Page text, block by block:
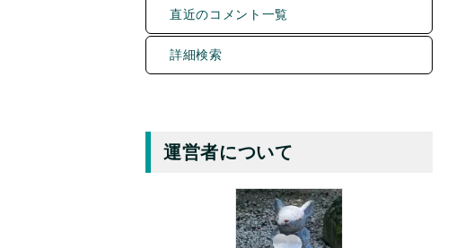
直近のコメント一覧
詳細検索
運営者について